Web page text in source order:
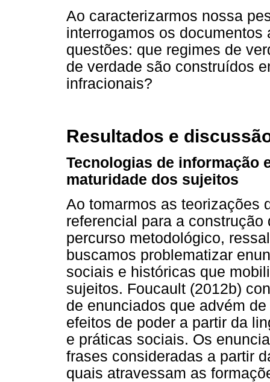
Ao caracterizarmos nossa
interrogamos os
questões: que regimes de
de verdade são construídos
infracionais?
Resultados e
Tecnologias de informação
maturidade dos sujeitos
Ao tomarmos as teorizações
referencial para a
percurso metodológico,
buscamos problematizar
sociais e históricas que
sujeitos. Foucault (2012b)
de enunciados que advém
efeitos de poder a partir da
e práticas sociais. Os
frases consideradas a partir
quais atravessam as